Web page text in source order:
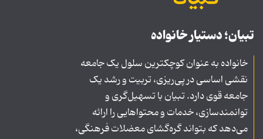
تبیان؛ دستیار خانواده
خانواده به عنوان کوچکترین سلول یک جامعه
نقشی اساسی در پی‌ریزی، تربیت و رشد یک
جامعه قوی دارد. تبیان با تسهیل‌گری و
توانمندسازی، خدمات و محتواهایی را ارائه
می‌دهد که بتواند گره‌گشای معضلات فرهنگی،